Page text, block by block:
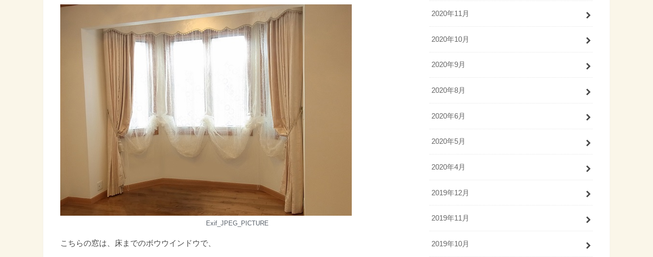
Exif_JPEG_PICTURE
こちらの窓は、床までのボウウインドウで、
2020年11月
2020年10月
2020年9月
2020年8月
2020年6月
2020年5月
2020年4月
2019年12月
2019年11月
2019年10月